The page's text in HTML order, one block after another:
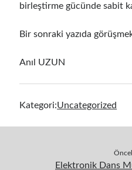
birleştirme gücünde sabit
Bir sonraki yazıda
Anıl UZUN
Kategori:Uncategorized
Elektronik Dans